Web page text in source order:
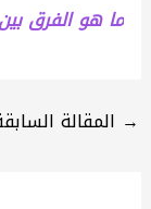
ما هو الفرق
→ المقالة